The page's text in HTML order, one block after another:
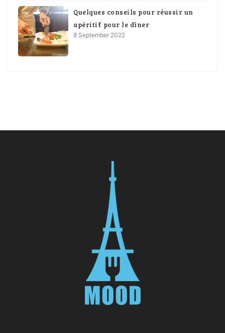
Quelques conseils pour réussir un
apéritif pour le dîner
8 September 2022